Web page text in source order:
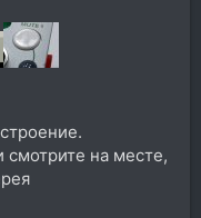
смотрите на месте,